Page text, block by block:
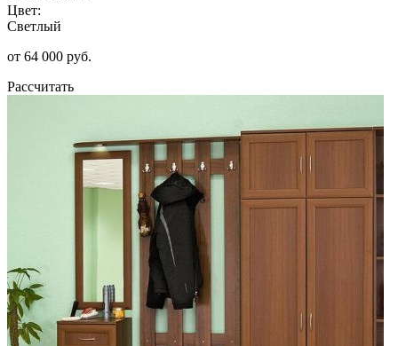
Цвет:
Светлый
от 64 000 руб.
Рассчитать